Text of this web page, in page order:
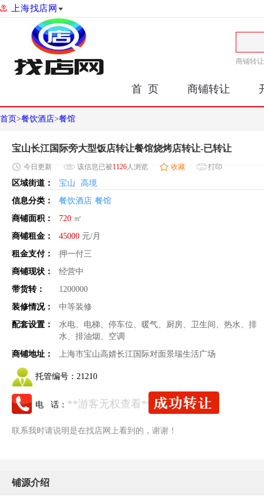
上海找店网
商铺转让
首 页 商铺转让
首页>餐饮酒店>餐馆
宝山长江国际旁大型饭店转让餐馆烧烤店转让-已转让
今日 更新 该信息已被1126人浏览 收藏 打印
区域街道： 宝山
高境
信息分类：
餐饮酒店 餐馆
商铺面积：
720 ㎡
商铺租金：
45000 元/月
租金支付：
押一付三
商铺现状：
经营中
带货转：
1200000
装修情况：
中等装修
配套设置：
水电、电梯、停车位、暖气、厨房、卫生间、热水、排
水、排油烟、空调
商铺地址：
上海市宝山高婧长江国际对面景瑞生活广场
托管编号： 21210
电 话： **游客无权查看**
联系我时请说明是在找店网上看到的，谢谢！
铺源介绍